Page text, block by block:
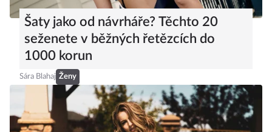
Šaty jako od návrháře? Těchto 20
seženete v běžných řetězcích do
1000 korun
Sára Blahaj Ženy